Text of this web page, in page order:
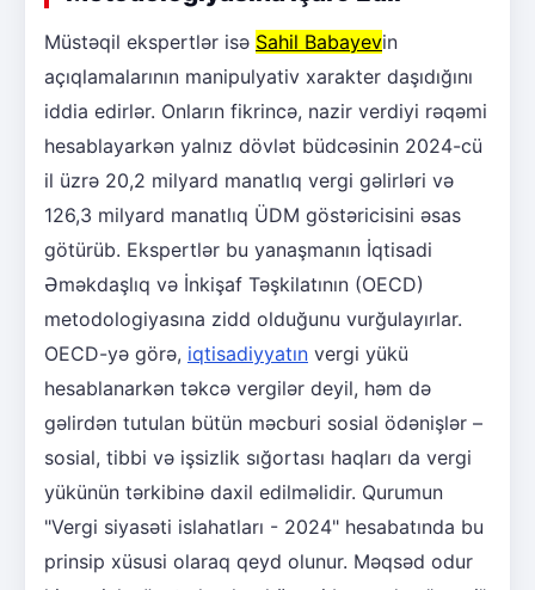
Müstəqil ekspertlər isə Sahil Babayevin
açıqlamalarının manipulyativ xarakter daşıdığını
iddia edirlər. Onların fikrincə, nazir verdiyi rəqəmi
hesablayarkən yalnız dövlət büdcəsinin 2024-cü
il üzrə 20,2 milyard manatlıq vergi gəlirləri və
126,3 milyard manatlıq ÜDM göstəricisini əsas
götürüb. Ekspertlər bu yanaşmanın İqtisadi
Əməkdaşlıq və İnkişaf Təşkilatının (OECD)
metodologiyasına zidd olduğunu vurğulayırlar.
OECD-yə görə, iqtisadiyyatın vergi yükü
hesablanarkən təkcə vergilər deyil, həm də
gəlirdən tutulan bütün məcburi sosial ödənişlər –
sosial, tibbi və işsizlik sığortası haqları da vergi
yükünün tərkibinə daxil edilməlidir. Qurumun
"Vergi siyasəti islahatları - 2024" hesabatında bu
prinsip xüsusi olaraq qeyd olunur. Məqsəd odur